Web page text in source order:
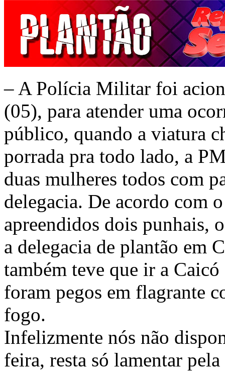
– A Polícia Militar foi
(05), para atender uma
público, quando a viatura
porrada pra todo lado, a
duas mulheres todos com
delegacia. De acordo com
apreendidos dois punhais,
a delegacia de plantão em
também teve que ir a Caicó
foram pegos em flagrante
fogo.
Infelizmente nós não
feira, resta só lamentar